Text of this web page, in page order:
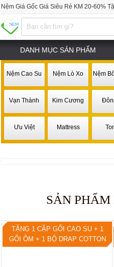
Nệm Giá Gốc Giá Siêu Rẻ KM 20-60%
DANH MỤC SẢN PHẨM
Nệm Cao Su Nệm Lò Xo Nệm
Vạn Thành Kim Cương
Ưu Việt Mattress
SẢN
TẶNG 1 CẶP GỐI CAO SU + 1
GỐI ÔM + 1 BỘ DRAP COTTON